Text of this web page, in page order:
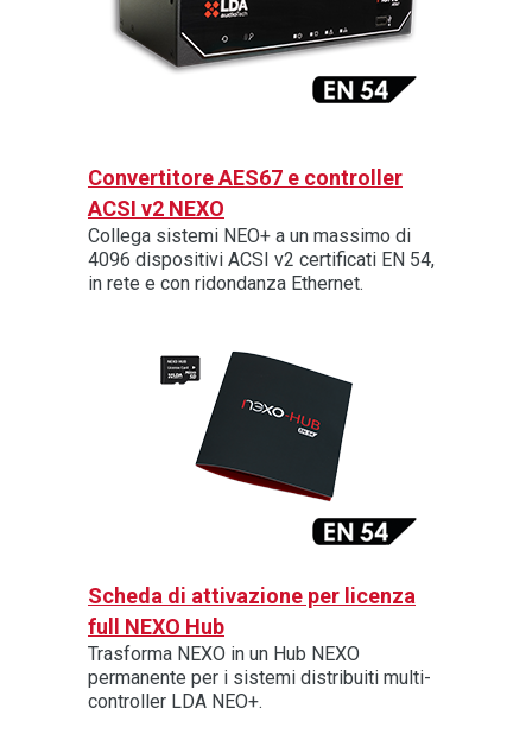
Convertitore AES67 e controller
ACSI v2 NEXO
Collega sistemi NEO+ a un massimo di
4096 dispositivi ACSI v2 certificati EN 54,
in rete e con ridondanza Ethernet.
Scheda di attivazione per licenza
full NEXO Hub
Trasforma NEXO in un Hub NEXO
permanente per i sistemi distribuiti multi-
controller LDA NEO+.